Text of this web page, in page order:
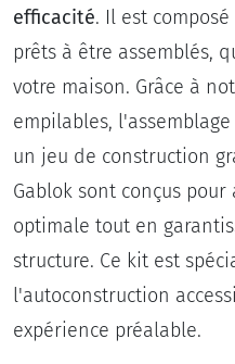
efficacité. Il est
prêts à être assemblés,
votre maison. Grâce à
empilables,
un jeu de construction
Gablok sont conçus
optimale tout en
structure. Ce kit est
l'autoconstruction
expérience préalable.